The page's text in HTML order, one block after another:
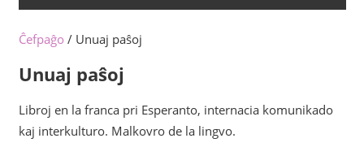
Ĉefpaĝo / Unuaj paŝoj
Unuaj paŝoj
Libroj en la franca pri Esperanto, internacia komunikado
kaj interkulturo. Malkovro de la lingvo.